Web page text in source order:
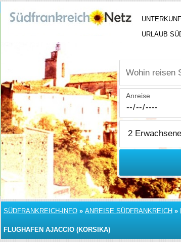
URLAUB
Wohin reisen
Anreise
SÜDFRANKREICH-INFO » ANREISE SÜDFRANKREICH »
FLUGHAFEN AJACCIO (KORSIKA)